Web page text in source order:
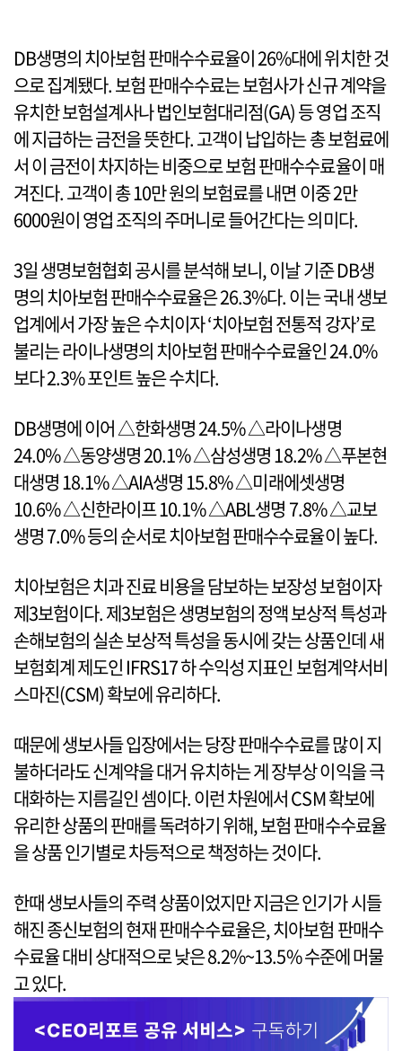
DB생명의 치아보험 판매수수료율이 26%대에 위치한 것
으로 집계됐다. 보험 판매수수료는 보험사가 신규 계약을
유치한 보험설계사나 법인보험대리점(GA) 등 영업 조직
에 지급하는 금전을 뜻한다. 고객이 납입하는 총 보험료에
서 이 금전이 차지하는 비중으로 보험 판매수수료율이 매
겨진다. 고객이 총 10만 원의 보험료를 내면 이중 2만
6000원이 영업 조직의 주머니로 들어간다는 의미다.
3일 생명보험협회 공시를 분석해 보니, 이날 기준 DB생
명의 치아보험 판매수수료율은 26.3%다. 이는 국내 생보
업계에서 가장 높은 수치이자 ‘치아보험 전통적 강자’로
불리는 라이나생명의 치아보험 판매수수료율인 24.0%
보다 2.3% 포인트 높은 수치다.
DB생명에 이어 △한화생명 24.5% △라이나생명
24.0% △동양생명 20.1% △삼성생명 18.2% △푸본현
대생명 18.1% △AIA생명 15.8% △미래에셋생명
10.6% △신한라이프 10.1% △ABL생명 7.8% △교보
생명 7.0% 등의 순서로 치아보험 판매수수료율이 높다.
치아보험은 치과 진료 비용을 담보하는 보장성 보험이자
제3보험이다. 제3보험은 생명보험의 정액 보상적 특성과
손해보험의 실손 보상적 특성을 동시에 갖는 상품인데 새
보험회계 제도인 IFRS17 하 수익성 지표인 보험계약서비
스마진(CSM) 확보에 유리하다.
때문에 생보사들 입장에서는 당장 판매수수료를 많이 지
불하더라도 신계약을 대거 유치하는 게 장부상 이익을 극
대화하는 지름길인 셈이다. 이런 차원에서 CSM 확보에
유리한 상품의 판매를 독려하기 위해, 보험 판매수수료율
을 상품 인기별로 차등적으로 책정하는 것이다.
한때 생보사들의 주력 상품이었지만 지금은 인기가 시들
해진 종신보험의 현재 판매수수료율은, 치아보험 판매수
수료율 대비 상대적으로 낮은 8.2%~13.5% 수준에 머물
고 있다.